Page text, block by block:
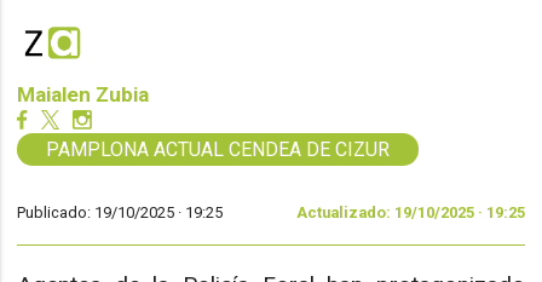
Maialen Zubia
PAMPLONA ACTUAL CENDEA DE CIZUR
Publicado: 19/10/2025 · 19:25 Actualizado: 19/10/2025 · 19:25